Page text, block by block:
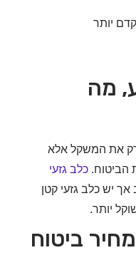
אלא
כלב גזעי
גזעי קטן